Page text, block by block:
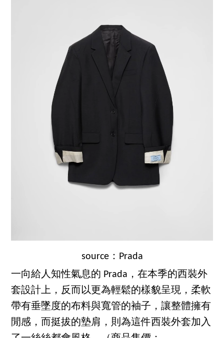
source：Prada
一向給人知性氣息的 Prada，在本季的西裝外
套設計上，反而以更為輕鬆的樣貌呈現，柔軟
帶有垂墜度的布料與寬管的袖子，讓整體擁有
閒感，而挺拔的墊肩，則為這件西裝外套加入